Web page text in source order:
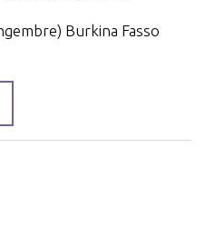
Burkina Fasso